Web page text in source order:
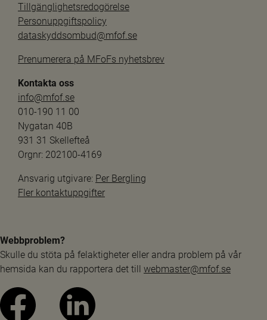
Tillgänglighetsredogörelse
Personuppgiftspolicy
dataskyddsombud@mfof.se
Prenumerera på MFoFs nyhetsbrev
Kontakta oss
info@mfof.se
010-190 11 00
Nygatan 40B
931 31 Skellefteå
Orgnr: 202100-4169
Ansvarig utgivare: Per Bergling
Fler kontaktuppgifter
Webbproblem?
Skulle du stöta på felaktigheter eller andra problem på vår
hemsida kan du rapportera det till webmaster@mfof.se